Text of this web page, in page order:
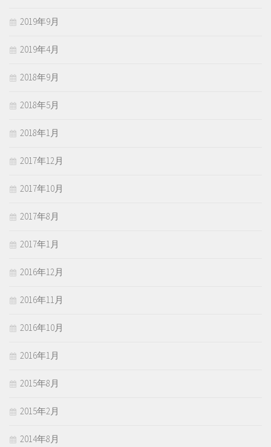
2019年9月
2019年4月
2018年9月
2018年5月
2018年1月
2017年12月
2017年10月
2017年8月
2017年1月
2016年12月
2016年11月
2016年10月
2016年1月
2015年8月
2015年2月
2014年8月